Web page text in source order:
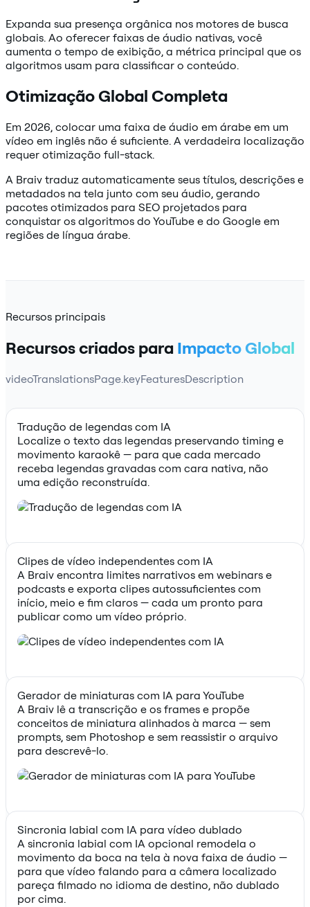
Expanda sua presença orgânica nos motores de busca
globais. Ao oferecer faixas de áudio nativas, você
aumenta o tempo de exibição, a métrica principal que os
algoritmos usam para classificar o conteúdo.
Otimização Global Completa
Em 2026, colocar uma faixa de áudio em árabe em um
vídeo em inglês não é suficiente. A verdadeira localização
requer otimização full-stack.
A Braiv traduz automaticamente seus títulos, descrições e
metadados na tela junto com seu áudio, gerando
pacotes otimizados para SEO projetados para
conquistar os algoritmos do YouTube e do Google em
regiões de língua árabe.
Recursos principais
Recursos criados para Impacto Global
videoTranslationsPage.keyFeaturesDescription
Tradução de legendas com IA
Localize o texto das legendas preservando timing e
movimento karaokê — para que cada mercado
receba legendas gravadas com cara nativa, não
uma edição reconstruída.
Clipes de vídeo independentes com IA
A Braiv encontra limites narrativos em webinars e
podcasts e exporta clipes autossuficientes com
início, meio e fim claros — cada um pronto para
publicar como um vídeo próprio.
Gerador de miniaturas com IA para YouTube
A Braiv lê a transcrição e os frames e propõe
conceitos de miniatura alinhados à marca — sem
prompts, sem Photoshop e sem reassistir o arquivo
para descrevê-lo.
Sincronia labial com IA para vídeo dublado
A sincronia labial com IA opcional remodela o
movimento da boca na tela à nova faixa de áudio —
para que vídeo falando para a câmera localizado
pareça filmado no idioma de destino, não dublado
por cima.